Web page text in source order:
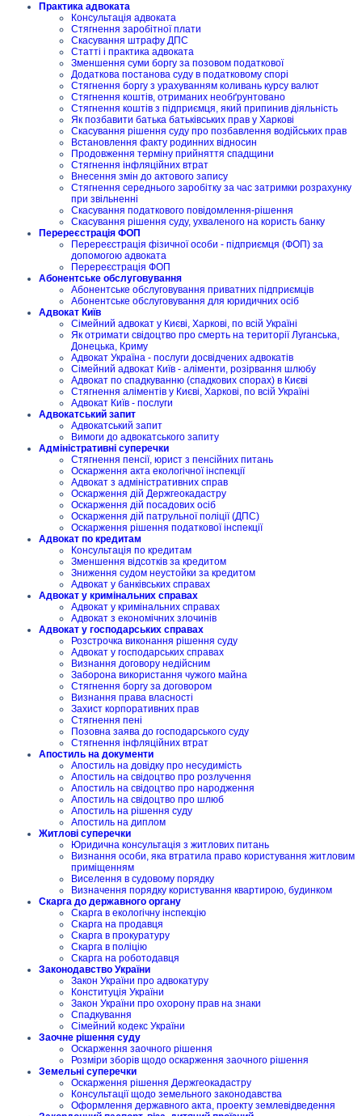
Практика адвоката
Консультація адвоката
Стягнення заробітної плати
Скасування штрафу ДПС
Статті і практика адвоката
Зменшення суми боргу за позовом податкової
Додаткова постанова суду в податковому спорі
Стягнення боргу з урахуванням коливань курсу валют
Стягнення коштів, отриманих необґрунтовано
Стягнення коштів з підприємця, який припинив діяльність
Як позбавити батька батьківських прав у Харкові
Скасування рішення суду про позбавлення водійських прав
Встановлення факту родинних відносин
Продовження терміну прийняття спадщини
Стягнення інфляційних втрат
Внесення змін до актового запису
Стягнення середнього заробітку за час затримки розрахунку
при звільненні
Скасування податкового повідомлення-рішення
Скасування рішення суду, ухваленого на користь банку
Перереєстрація ФОП
Перереєстрація фізичної особи - підприємця (ФОП) за
допомогою адвоката
Перереєстрація ФОП
Абонентське обслуговування
Абонентське обслуговування приватних підприємців
Абонентське обслуговування для юридичних осіб
Адвокат Київ
Сімейний адвокат у Києві, Харкові, по всій Україні
Як отримати свідоцтво про смерть на території Луганська,
Донецька, Криму
Адвокат Україна - послуги досвідчених адвокатів
Сімейний адвокат Київ - аліменти, розірвання шлюбу
Адвокат по спадкуванню (спадкових спорах) в Києві
Стягнення аліментів у Києві, Харкові, по всій Україні
Адвокат Київ - послуги
Адвокатський запит
Адвокатський запит
Вимоги до адвокатського запиту
Адміністративні суперечки
Стягнення пенсії, юрист з пенсійних питань
Оскарження акта екологічної інспекції
Адвокат з адміністративних справ
Оскарження дій Держгеокадастру
Оскарження дій посадових осіб
Оскарження дій патрульної поліції (ДПС)
Оскарження рішення податкової інспекції
Адвокат по кредитам
Консультація по кредитам
Зменшення відсотків за кредитом
Зниження судом неустойки за кредитом
Адвокат у банківських справах
Адвокат у кримінальних справах
Адвокат у кримінальних справах
Адвокат з економічних злочинів
Адвокат у господарських справах
Розстрочка виконання рішення суду
Адвокат у господарських справах
Визнання договору недійсним
Заборона використання чужого майна
Стягнення боргу за договором
Визнання права власності
Захист корпоративних прав
Стягнення пені
Позовна заява до господарського суду
Стягнення інфляційних втрат
Апостиль на документи
Апостиль на довідку про несудимість
Апостиль на свідоцтво про розлучення
Апостиль на свідоцтво про народження
Апостиль на свідоцтво про шлюб
Апостиль на рішення суду
Апостиль на диплом
Житлові суперечки
Юридична консультація з житлових питань
Визнання особи, яка втратила право користування житловим
приміщенням
Виселення в судовому порядку
Визначення порядку користування квартирою, будинком
Скарга до державного органу
Скарга в екологічну інспекцію
Скарга на продавця
Скарга в прокуратуру
Скарга в поліцію
Скарга на роботодавця
Законодавство України
Закон України про адвокатуру
Конституція України
Закон України про охорону прав на знаки
Спадкування
Сімейний кодекс України
Заочне рішення суду
Оскарження заочного рішення
Розміри зборів щодо оскарження заочного рішення
Земельні суперечки
Оскарження рішення Держгеокадастру
Консультації щодо земельного законодавства
Оформлення державного акта, проекту землевідведення